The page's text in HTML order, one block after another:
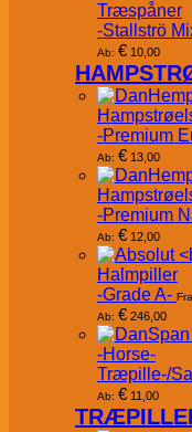
Træspåner
-Stallströ
Ab: € 10,00
-Premium
Ab: € 13,00
-Premium
Ab: € 12,00
Halmpiller
-Grade A-
Ab: € 246,00
-Horse-
Træpille-/
Ab: € 11,00